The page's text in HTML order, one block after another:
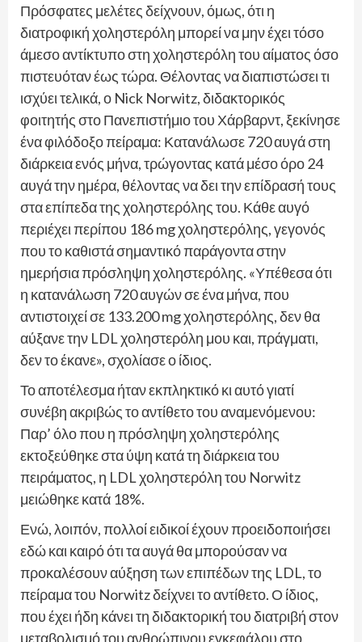
Πρόσφατες μελέτες δείχνουν, όμως, ότι η
διατροφική χοληστερόλη μπορεί να μην έχει τόσο
άμεσο αντίκτυπο στη χοληστερόλη του αίματος όσο
πιστευόταν έως τώρα. Θέλοντας να διαπιστώσει τι
ισχύει τελικά, ο Nick Norwitz, διδακτορικός
φοιτητής στο Πανεπιστήμιο του Χάρβαρντ, ξεκίνησε
ένα φιλόδοξο πείραμα: Κατανάλωσε 720 αυγά στη
διάρκεια ενός μήνα, τρώγοντας κατά μέσο όρο 24
αυγά την ημέρα, θέλοντας να δει την επίδρασή τους
στα επίπεδα της χοληστερόλης του. Κάθε αυγό
περιέχει περίπου 186 mg χοληστερόλης, γεγονός
που το καθιστά σημαντικό παράγοντα στην
ημερήσια πρόσληψη χοληστερόλης. «Υπέθεσα ότι
η κατανάλωση 720 αυγών σε ένα μήνα, που
αντιστοιχεί σε 133.200 mg χοληστερόλης, δεν θα
αύξανε την LDL χοληστερόλη μου και, πράγματι,
δεν το έκανε», σχολίασε ο ίδιος.
Το αποτέλεσμα ήταν εκπληκτικό κι αυτό γιατί
συνέβη ακριβώς το αντίθετο του αναμενόμενου:
Παρ’ όλο που η πρόσληψη χοληστερόλης
εκτοξεύθηκε στα ύψη κατά τη διάρκεια του
πειράματος, η LDL χοληστερόλη του Norwitz
μειώθηκε κατά 18%.
Ενώ, λοιπόν, πολλοί ειδικοί έχουν προειδοποιήσει
εδώ και καιρό ότι τα αυγά θα μπορούσαν να
προκαλέσουν αύξηση των επιπέδων της LDL, το
πείραμα του Norwitz δείχνει το αντίθετο. Ο ίδιος,
που έχει ήδη κάνει τη διδακτορική του διατριβή στον
μεταβολισμό του ανθρώπινου εγκεφάλου στο